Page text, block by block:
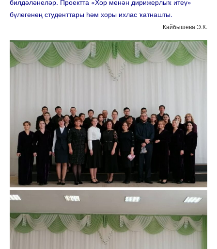
бүлегенең студенттары һәм хоры ихлас ҡатнашты.
Кайбышева Э.К.